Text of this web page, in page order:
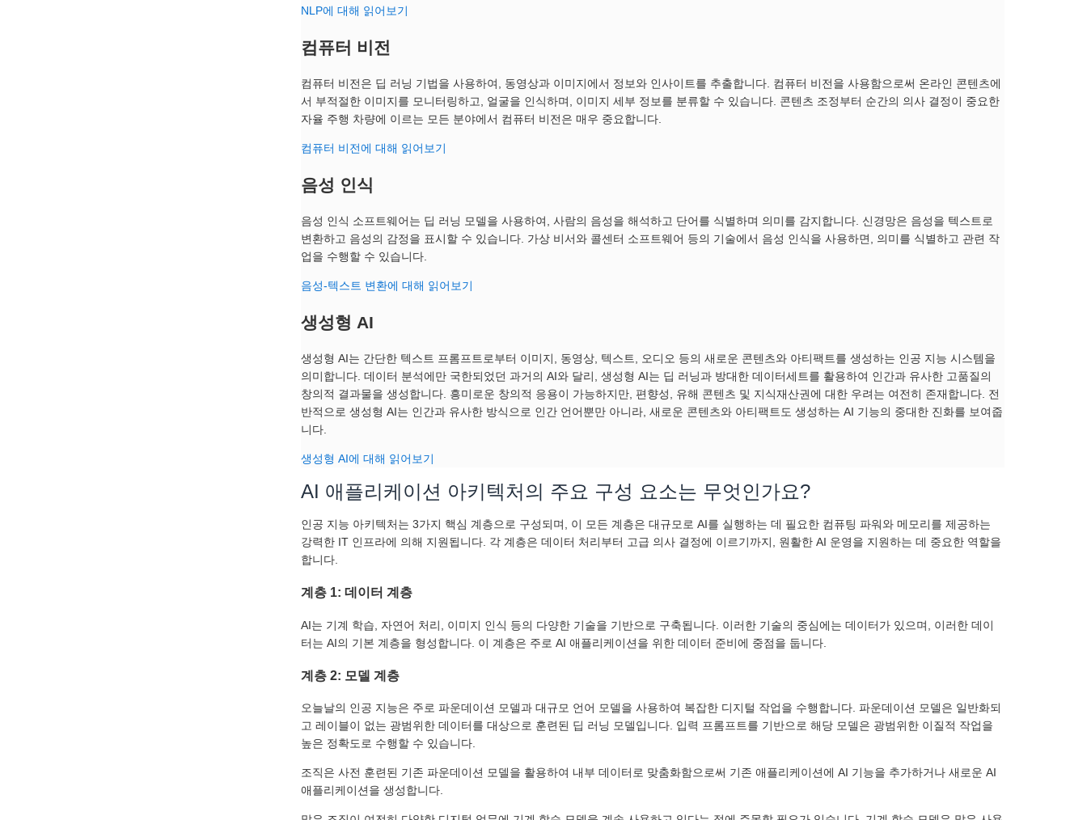
NLP에 대해 읽어보기
컴퓨터 비전
컴퓨터 비전은 딥 러닝 기법을 사용하여, 동영상과 이미지에서 정보와 인사이트를 추출합니다. 컴퓨터 비전을 사용함으로써 온라인 콘텐츠에
서 부적절한 이미지를 모니터링하고, 얼굴을 인식하며, 이미지 세부 정보를 분류할 수 있습니다. 콘텐츠 조정부터 순간의 의사 결정이 중요한
자율 주행 차량에 이르는 모든 분야에서 컴퓨터 비전은 매우 중요합니다.
컴퓨터 비전에 대해 읽어보기
음성 인식
음성 인식 소프트웨어는 딥 러닝 모델을 사용하여, 사람의 음성을 해석하고 단어를 식별하며 의미를 감지합니다. 신경망은 음성을 텍스트로
변환하고 음성의 감정을 표시할 수 있습니다. 가상 비서와 콜센터 소프트웨어 등의 기술에서 음성 인식을 사용하면, 의미를 식별하고 관련 작
업을 수행할 수 있습니다.
음성-텍스트 변환에 대해 읽어보기
생성형 AI
생성형 AI는 간단한 텍스트 프롬프트로부터 이미지, 동영상, 텍스트, 오디오 등의 새로운 콘텐츠와 아티팩트를 생성하는 인공 지능 시스템을
의미합니다. 데이터 분석에만 국한되었던 과거의 AI와 달리, 생성형 AI는 딥 러닝과 방대한 데이터세트를 활용하여 인간과 유사한 고품질의
창의적 결과물을 생성합니다. 흥미로운 창의적 응용이 가능하지만, 편향성, 유해 콘텐츠 및 지식재산권에 대한 우려는 여전히 존재합니다. 전
반적으로 생성형 AI는 인간과 유사한 방식으로 인간 언어뿐만 아니라, 새로운 콘텐츠와 아티팩트도 생성하는 AI 기능의 중대한 진화를 보여줍
니다.
생성형 AI에 대해 읽어보기
AI 애플리케이션 아키텍처의 주요 구성 요소는 무엇인가요?
인공 지능 아키텍처는 3가지 핵심 계층으로 구성되며, 이 모든 계층은 대규모로 AI를 실행하는 데 필요한 컴퓨팅 파워와 메모리를 제공하는
강력한 IT 인프라에 의해 지원됩니다. 각 계층은 데이터 처리부터 고급 의사 결정에 이르기까지, 원활한 AI 운영을 지원하는 데 중요한 역할을
합니다.
계층 1: 데이터 계층
AI는 기계 학습, 자연어 처리, 이미지 인식 등의 다양한 기술을 기반으로 구축됩니다. 이러한 기술의 중심에는 데이터가 있으며, 이러한 데이
터는 AI의 기본 계층을 형성합니다. 이 계층은 주로 AI 애플리케이션을 위한 데이터 준비에 중점을 둡니다.
계층 2: 모델 계층
오늘날의 인공 지능은 주로 파운데이션 모델과 대규모 언어 모델을 사용하여 복잡한 디지털 작업을 수행합니다. 파운데이션 모델은 일반화되
고 레이블이 없는 광범위한 데이터를 대상으로 훈련된 딥 러닝 모델입니다. 입력 프롬프트를 기반으로 해당 모델은 광범위한 이질적 작업을
높은 정확도로 수행할 수 있습니다.
조직은 사전 훈련된 기존 파운데이션 모델을 활용하여 내부 데이터로 맞춤화함으로써 기존 애플리케이션에 AI 기능을 추가하거나 새로운 AI
애플리케이션을 생성합니다.